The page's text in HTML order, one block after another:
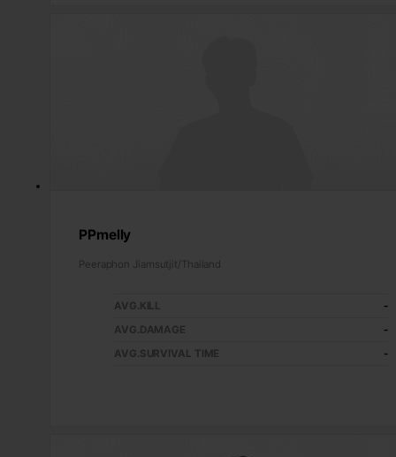
PPmelly
Peeraphon Jiamsutjit/Thailand
AVG.KILL
-
AVG.DAMAGE
-
AVG.SURVIVAL TIME
-